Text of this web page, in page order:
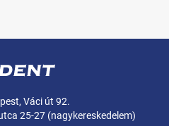
Váci út 92.
25-27 (nagykereskedelem)